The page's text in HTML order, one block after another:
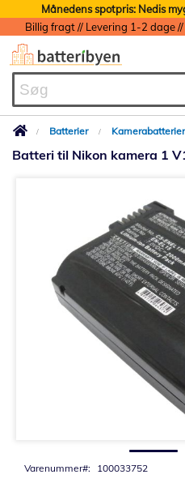
Månedens spotpris: Nedis
Batterier Kamerabatterier
Batteri til Nikon kamera 1
Varenummer 100033752
billedgalleriet